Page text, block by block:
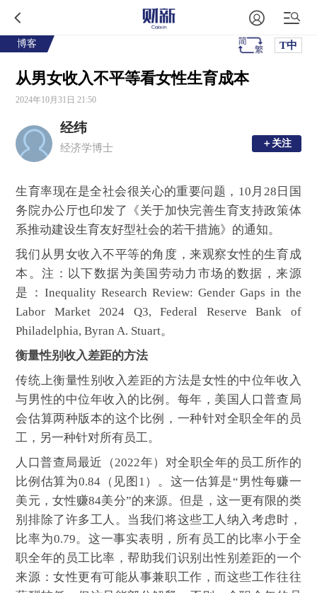
博客 T中
从男女收入不平等看女性生育成本
2024年10月31日 21:50
经纬
经济学博士 ＋关注
＋关注
生育率现在是全社会很关心的重要问题，10月28日国
务院办公厅也印发了《关于加快完善生育支持政策体
系推动建设生育友好型社会的若干措施》的通知。
我们从男女收入不平等的角度，来观察女性的生育成
本。注：以下数据为美国劳动力市场的数据，来源
是：Inequality Research Review: Gender Gaps in the
Labor Market 2024 Q3, Federal Reserve Bank of
Philadelphia, Byran A. Stuart。
衡量性别收入差距的方法
传统上衡量性别收入差距的方法是女性的中位年收入
与男性的中位年收入的比例。每年，美国人口普查局
会估算两种版本的这个比例，一种针对全职全年的员
工，另一种针对所有员工。
人口普查局最近（2022年）对全职全年的员工所作的
比例估算为0.84（见图1）。这一估算是“男性每赚一
美元，女性赚84美分”的来源。但是，这一更有限的类
别排除了许多工人。当我们将这些工人纳入考虑时，
比率为0.79。这一事实表明，所有员工的比率小于全
职全年的员工比率，帮助我们识别出性别差距的一个
来源：女性更有可能从事兼职工作，而这些工作往往